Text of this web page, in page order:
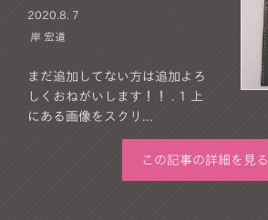
2020. 8. 7
岸 宏道
まだ追加してない方は追加よろ
しくおねがいします！！ . 1 上
にある画像をスクリ...
この記事の詳細を見る